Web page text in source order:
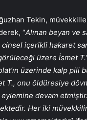
Tekin,
“Alınan beyan ve
içerikli hakaret
üzere İsmet
üzerinde kalp
onu öldüresiye
devam
Her iki